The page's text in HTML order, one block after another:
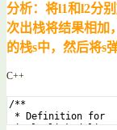
分析：将l1和l2分
次出栈将结果相加
的栈s中，然后将s
C++